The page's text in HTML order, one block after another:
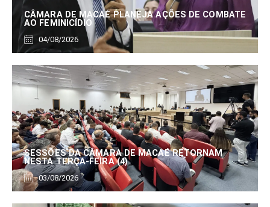
CÂMARA DE MACAÉ PLANEJA AÇÕES DE COMBATE
AO FEMINICÍDIO
04/08/2026
SESSÕES DA CÂMARA DE MACAÉ RETORNAM
NESTA TERÇA-FEIRA (4)
03/08/2026